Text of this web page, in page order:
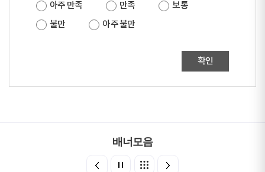
아주 만족 만족
보통
불만
아주 불만
확인
배너모음